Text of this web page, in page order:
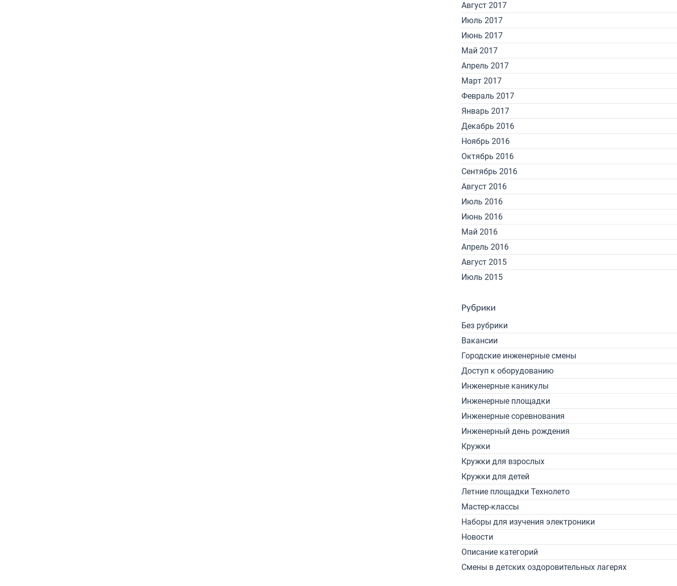
Август 2017
Июль 2017
Июнь 2017
Май 2017
Апрель 2017
Март 2017
Февраль 2017
Январь 2017
Декабрь 2016
Ноябрь 2016
Октябрь 2016
Сентябрь 2016
Август 2016
Июль 2016
Июнь 2016
Май 2016
Апрель 2016
Август 2015
Июль 2015
Рубрики
Без рубрики
Вакансии
Городские инженерные смены
Доступ к оборудованию
Инженерные каникулы
Инженерные площадки
Инженерные соревнования
Инженерный день рождения
Кружки
Кружки для взрослых
Кружки для детей
Летние площадки Технолето
Мастер-классы
Наборы для изучения электроники
Новости
Описание категорий
Смены в детских оздоровительных лагерях